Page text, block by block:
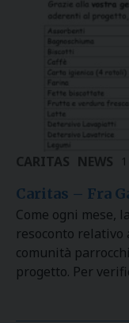
CARITAS NEWS
Caritas – Fra
Come ogni mese,
resoconto
comunità
progetto. Per